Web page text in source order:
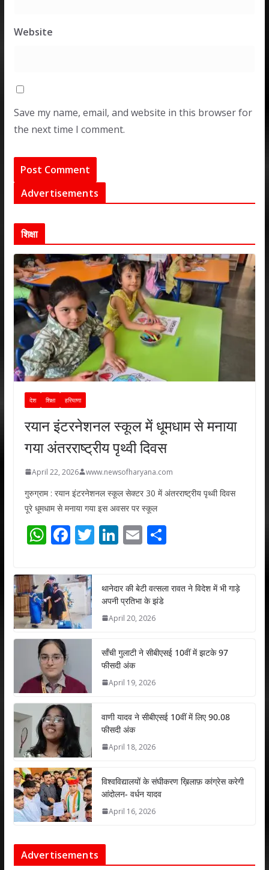
Website
Save my name, email, and website in this browser for
the next time I comment.
Advertisements
शिक्षा
देश शिक्षा हरियाणा
रयान इंटरनेशनल स्कूल में धूमधाम से मनाया
गया अंतरराष्ट्रीय पृथ्वी दिवस
April 22, 2026 www.newsofharyana.com
गुरुग्राम : रयान इंटरनेशनल स्कूल सेक्टर 30 में अंतरराष्ट्रीय पृथ्वी दिवस
पूरे धूमधाम से मनाया गया इस अवसर पर स्कूल
W
at
s
A
p
p
F
e
b
o
o
T
er
Li
e
dI
E
l
S
e
थानेदार की बेटी वत्सला रावत ने विदेश में भी गाड़े
अपनी प्रतिभा के झंडे
April 20, 2026
साँची गुलाटी ने सीबीएसई 10वीं में झटके 97
फीसदी अंक
April 19, 2026
वाणी यादव ने सीबीएसई 10वीं में लिए 90.08
फीसदी अंक
April 18, 2026
विश्वविद्यालयों के संघीकरण ख़िलाफ़ कांग्रेस करेगी
आंदोलन- वर्धन यादव
April 16, 2026
Advertisements